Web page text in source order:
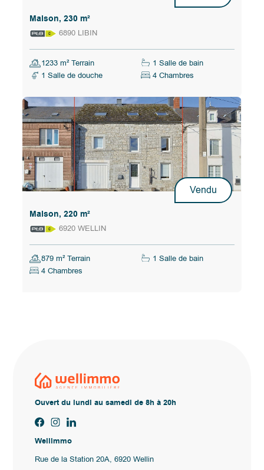
Maison, 230 m²
6890 LIBIN
1233 m² Terrain
1 Salle de bain
1 Salle de douche
4 Chambres
Vendu
Maison, 220 m²
6920 WELLIN
879 m² Terrain
1 Salle de bain
4 Chambres
Ouvert du lundi au samedi de 8h à 20h
Wellimmo
Rue de la Station 20A, 6920 Wellin